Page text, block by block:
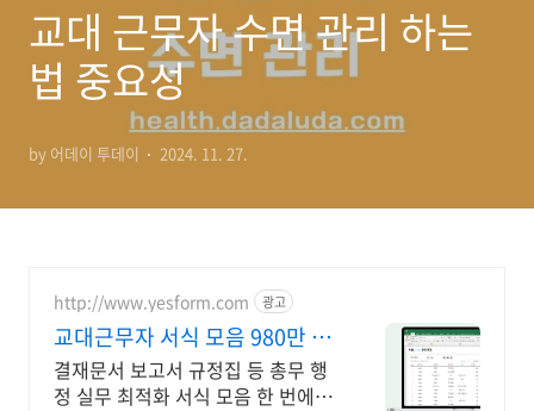
교대 근무자 수면 관리 하는
법 중요성
by 어데이 투데이 2024. 11. 27.
http://www.yesform.com 광고
교대근무자 서식 모음 980만 회
원의 선택
결재문서 보고서 규정집 등 총무 행
정 실무 최적화 서식 모음 한 번에 필